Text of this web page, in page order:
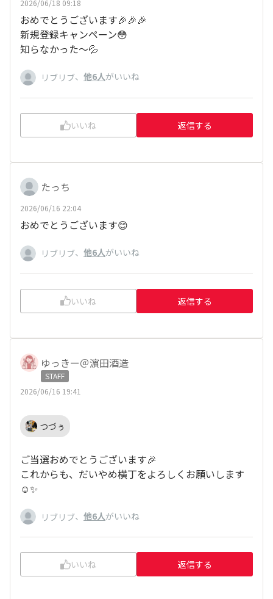
2026/06/18 09:18
おめでとうございます🎉🎉🎉
新規登録キャンペーン😳
知らなかった〜💦
リブリブ、 他6人がいいね
いいね 返信する
たっち
2026/06/16 22:04
おめでとうございます😊
リブリブ、 他6人がいいね
いいね 返信する
ゆっきー＠濵田酒造
STAFF
2026/06/16 19:41
つづぅ
ご当選おめでとうございます🎉
これからも、だいやめ横丁をよろしくお願いします
☺️✨
リブリブ、 他6人がいいね
いいね 返信する